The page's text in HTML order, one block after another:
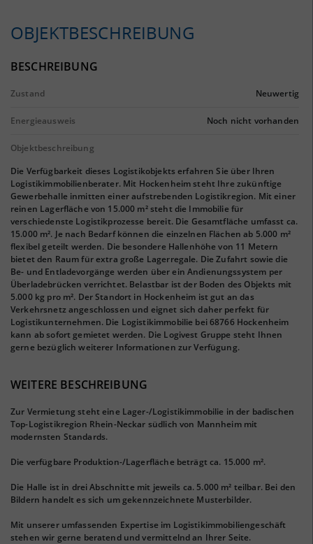
OBJEKTBESCHREIBUNG
BESCHREIBUNG
Zustand Neuwertig
Energieausweis Noch nicht vorhanden
Objektbeschreibung
Die Verfügbarkeit dieses Logistikobjekts erfahren Sie über Ihren
Logistikimmobilienberater. Mit Hockenheim steht Ihre zukünftige
Gewerbehalle inmitten einer aufstrebenden Logistikregion. Mit einer
reinen Lagerfläche von 15.000 m² steht die Immobilie für
verschiedenste Logistikprozesse bereit. Die Gesamtfläche umfasst ca.
15.000 m². Je nach Bedarf können die einzelnen Flächen ab 5.000 m²
flexibel geteilt werden. Die besondere Hallenhöhe von 11 Metern
bietet den Raum für extra große Lagerregale. Die Zufahrt sowie die
Be- und Entladevorgänge werden über ein Andienungssystem per
Überladebrücken verrichtet. Belastbar ist der Boden des Objekts mit
5.000 kg pro m². Der Standort in Hockenheim ist gut an das
Verkehrsnetz angeschlossen und eignet sich daher perfekt für
Logistikunternehmen. Die Logistikimmobilie bei 68766 Hockenheim
kann ab sofort gemietet werden. Die Logivest Gruppe steht Ihnen
gerne bezüglich weiterer Informationen zur Verfügung.
WEITERE BESCHREIBUNG
Zur Vermietung steht eine Lager-/Logistikimmobilie in der badischen
Top-Logistikregion Rhein-Neckar südlich von Mannheim mit
modernsten Standards.
Die verfügbare Produktion-/Lagerfläche beträgt ca. 15.000 m².
Die Halle ist in drei Abschnitte mit jeweils ca. 5.000 m² teilbar. Bei den
Bildern handelt es sich um gekennzeichnete Musterbilder.
Mit unserer umfassenden Expertise im Logistikimmobiliengeschäft
stehen wir gerne beratend und vermittelnd an Ihrer Seite.